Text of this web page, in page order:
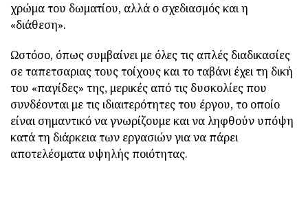
χρώμα του δωματίου, αλλά ο σχεδιασμός και η
«διάθεση».
Ωστόσο, όπως συμβαίνει με όλες τις απλές διαδικασίες
σε ταπετσαριας τους τοίχους και το ταβάνι έχει τη δική
του «παγίδες» της, μερικές από τις δυσκολίες που
συνδέονται με τις ιδιαιτερότητες του έργου, το οποίο
είναι σημαντικό να γνωρίζουμε και να ληφθούν υπόψη
κατά τη διάρκεια των εργασιών για να πάρει
αποτελέσματα υψηλής ποιότητας.